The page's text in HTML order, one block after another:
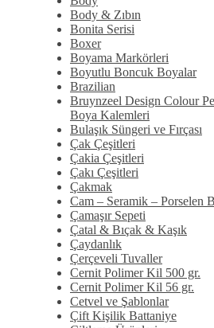
Body & Zıbın
Bonita Serisi
Boxer
Boyama Markörleri
Boyutlu Boncuk Boyalar
Brazilian
Bruynzeel Design Colour
Boya Kalemleri
Bulaşık Süngeri ve Fırçası
Çak Çeşitleri
Çakia Çeşitleri
Çakı Çeşitleri
Çakmak
Cam – Seramik – Porselen
Çamaşır Sepeti
Çatal & Bıçak & Kaşık
Çaydanlık
Çerçeveli Tuvaller
Cernit Polimer Kil 500 gr.
Cernit Polimer Kil 56 gr.
Cetvel ve Şablonlar
Çift Kişilik Battaniye